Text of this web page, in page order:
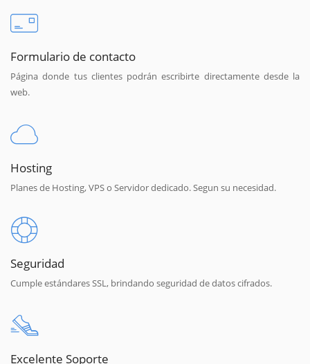
Formulario de contacto
Página donde tus clientes podrán escribirte directamente desde la
web.
Hosting
Planes de Hosting, VPS o Servidor dedicado. Segun su necesidad.
Seguridad
Cumple estándares SSL, brindando seguridad de datos cifrados.
Excelente Soporte